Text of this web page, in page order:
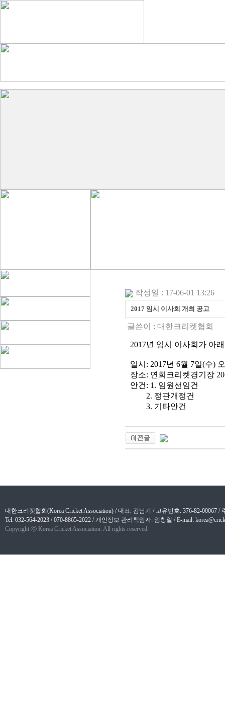
작성일 : 17-06-01 13:26
2017 임시 이사회 개최 공고
글쓴이 : 대한크리켓협회
2017년 임시 이사회가 아
일시 : 2017년 6월 7일(수)
장소: 연희크리켓경기장
안건: 1. 임원선임건
2. 정관개정건
3. 기타안건
대한크리켓협회(Korea Cricket Association) / 대표: 김남기 / 고유번호: 376-82-00067
Tel: 032-564-2023 / 070-8865-2022 / 개인정보 관리책임자: 임창일 / E-mail:
Copyright ⓒ Korea Cricket Association. All rights reserved.